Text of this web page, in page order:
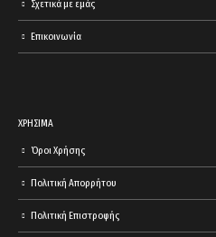
Σχετικά με εμάς
Επικοινωνία
ΧΡΗΣΙΜΑ
Όροι Χρήσης
Πολιτική Απορρήτου
Πολιτική Επιστροφής